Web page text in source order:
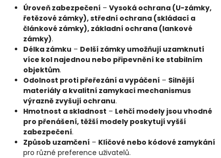
Úroveň zabezpečení – Vysoká ochrana (U-zámky,
řetězové zámky), střední ochrana (skládací a
článkové zámky), základní ochrana (lankové
zámky).
Délka zámku – Delší zámky umožňují uzamknutí
více kol najednou nebo připevnění ke stabilním
objektům.
Odolnost proti přeřezání a vypáčení – Silnější
materiály a kvalitní zamykací mechanismus
výrazně zvyšují ochranu.
Hmotnost a skladnost – Lehčí modely jsou vhodné
pro přenášení, těžší modely poskytují vyšší
zabezpečení.
Způsob uzamčení – Klíčové nebo kódové zamykání
pro různé preference uživatelů.